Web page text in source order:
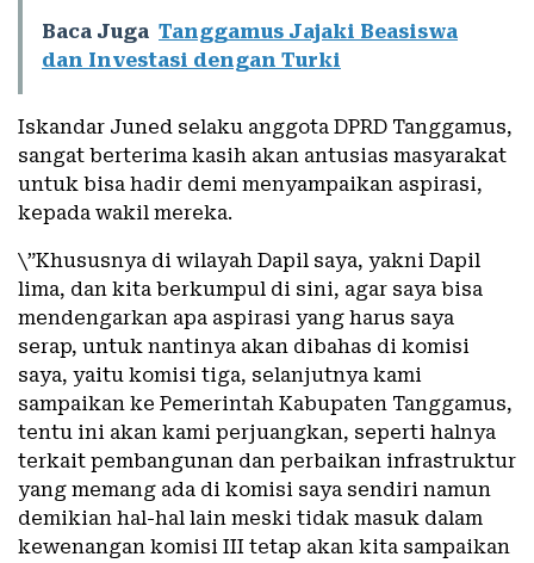
Baca Juga Tanggamus Jajaki Beasiswa
dan Investasi dengan Turki
Iskandar Juned selaku anggota DPRD Tanggamus,
sangat berterima kasih akan antusias masyarakat
untuk bisa hadir demi menyampaikan aspirasi,
kepada wakil mereka.
\”Khususnya di wilayah Dapil saya, yakni Dapil
lima, dan kita berkumpul di sini, agar saya bisa
mendengarkan apa aspirasi yang harus saya
serap, untuk nantinya akan dibahas di komisi
saya, yaitu komisi tiga, selanjutnya kami
sampaikan ke Pemerintah Kabupaten Tanggamus,
tentu ini akan kami perjuangkan, seperti halnya
terkait pembangunan dan perbaikan infrastruktur
yang memang ada di komisi saya sendiri namun
demikian hal-hal lain meski tidak masuk dalam
kewenangan komisi III tetap akan kita sampaikan